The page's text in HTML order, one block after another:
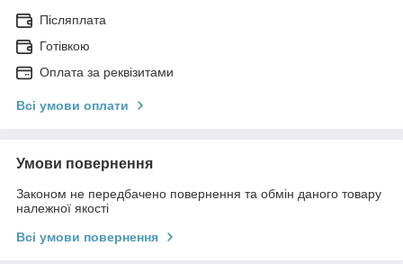
Післяплата
Готівкою
Оплата за реквізитами
Всі умови оплати
Умови повернення
Законом не передбачено повернення та обмін даного товару
належної якості
Всі умови повернення